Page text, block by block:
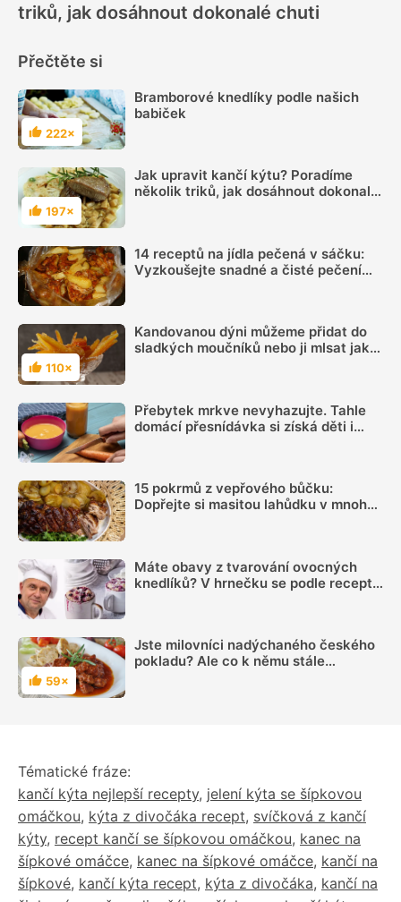
triků, jak dosáhnout dokonalé chuti
Přečtěte si
Hodnocení
222×
Bramborové knedlíky podle našich
babiček
Hodnocení
197×
Jak upravit kančí kýtu? Poradíme
několik triků, jak dosáhnout dokonalé
14 receptů na jídla pečená v sáčku:
Vyzkoušejte snadné a čisté pečení
Hodnocení
110×
Kandovanou dýni můžeme přidat do
sladkých moučníků nebo ji mlsat jako
Přebytek mrkve nevyhazujte. Tahle
domácí přesnídávka si získá děti i
15 pokrmů z vepřového bůčku:
Dopřejte si masitou lahůdku v mnoha
Máte obavy z tvarování ovocných
knedlíků? V hrnečku se podle receptu
Hodnocení
59×
Jste milovníci nadýchaného českého
pokladu? Ale co k němu stále
Tématické fráze:
kančí kýta nejlepší recepty, jelení kýta se šípkovou
omáčkou, kýta z divočáka recept, svíčková z kančí
kýty, recept kančí se šípkovou omáčkou, kanec na
šípkové omáčce, kanec na šípkové omáčce, kančí na
šípkové, kančí kýta recept, kýta z divočáka, kančí na